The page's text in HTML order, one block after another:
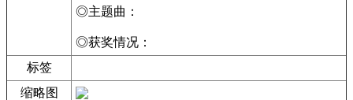
◎主题曲：
◎获奖情况：
标签
缩略图